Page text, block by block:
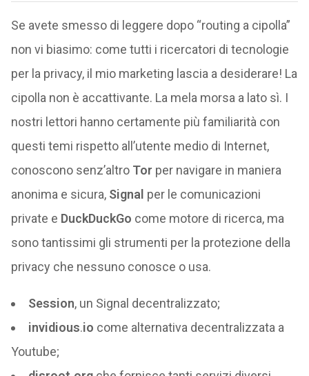
Se avete smesso di leggere dopo “routing a cipolla”
non vi biasimo: come tutti i ricercatori di tecnologie
per la privacy, il mio marketing lascia a desiderare! La
cipolla non è accattivante. La mela morsa a lato sì. I
nostri lettori hanno certamente più familiarità con
questi temi rispetto all’utente medio di Internet,
conoscono senz’altro Tor per navigare in maniera
anonima e sicura, Signal per le comunicazioni
private e DuckDuckGo come motore di ricerca, ma
sono tantissimi gli strumenti per la protezione della
privacy che nessuno conosce o usa.
Session, un Signal decentralizzato;
invidious.io come alternativa decentralizzata a
Youtube;